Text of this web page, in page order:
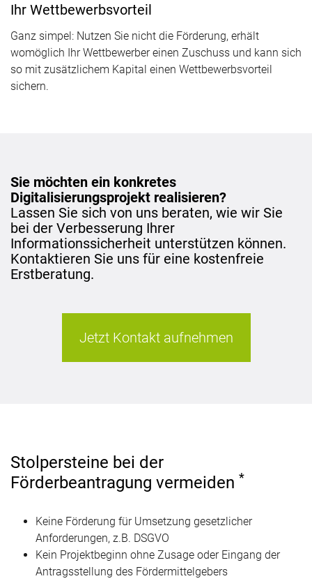
Ihr Wettbewerbsvorteil
Ganz simpel: Nutzen Sie nicht die Förderung, erhält
womöglich Ihr Wettbewerber einen Zuschuss und kann sich
so mit zusätzlichem Kapital einen Wettbewerbsvorteil
sichern.
Sie möchten ein konkretes
Digitalisierungsprojekt realisieren?
Lassen Sie sich von uns beraten, wie wir Sie
bei der Verbesserung Ihrer
Informationssicherheit unterstützen können.
Kontaktieren Sie uns für eine kostenfreie
Erstberatung.
Jetzt Kontakt aufnehmen
Stolpersteine bei der
Förderbeantragung vermeiden *
Keine Förderung für Umsetzung gesetzlicher
Anforderungen, z.B. DSGVO
Kein Projektbeginn ohne Zusage oder Eingang der
Antragsstellung des Fördermittelgebers